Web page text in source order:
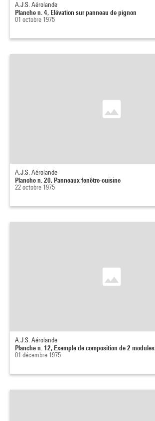
A.J.S. Aérolande
Planche n. 4, Elévation sur panneau de pignon
01 octobre 1975
A.J.S. Aérolande
Planche n. 20, Panneaux fenêtre-cuisine
22 octobre 1975
A.J.S. Aérolande
Planche n. 12, Exemple de composition de 2 modules
01 décembre 1975